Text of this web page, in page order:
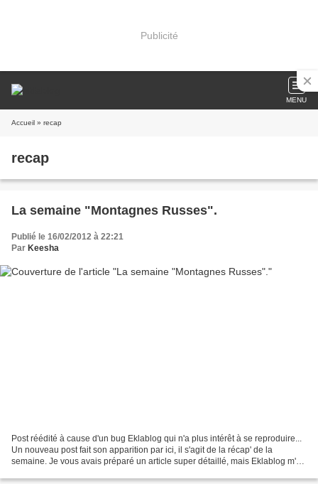
Publicité
MENU
Accueil » recap
recap
La semaine "Montagnes Russes".
Publié le 16/02/2012 à 22:21
Par Keesha
Post réédité à cause d'un bug Eklablog qui n'a plus intérêt à se reproduire...
Un nouveau post fait son apparition par ici, il s'agit de la récap' de la
semaine. Je vous avais préparé un article super détaillé, mais Eklablog m'a